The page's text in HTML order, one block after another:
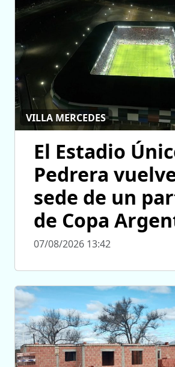
VILLA MERCEDES
El Estadio
Pedrera
sede de un
de Copa
07/08/2026 13:42